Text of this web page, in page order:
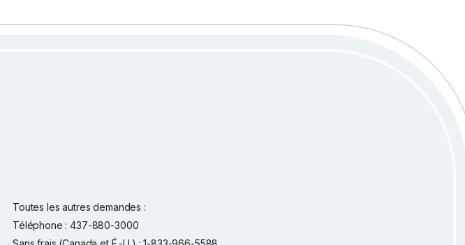
Toutes les autres demandes :
Téléphone : 437-880-3000